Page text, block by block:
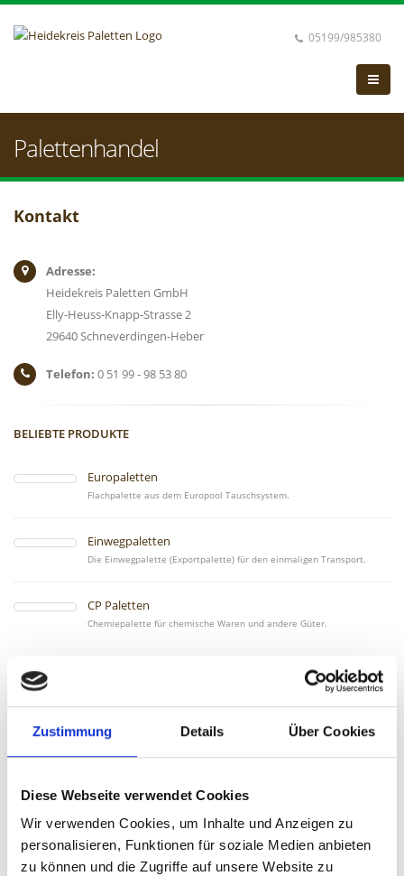
Zustimmung Details Über Cookies
Diese Webseite verwendet Cookies
Wir verwenden Cookies, um Inhalte und Anzeigen zu
personalisieren, Funktionen für soziale Medien anbieten
zu können und die Zugriffe auf unsere Website zu
05199/985380
Palettenhandel
Kontakt
Adresse:
Heidekreis Paletten GmbH
Elly-Heuss-Knapp-Strasse 2
29640 Schneverdingen-Heber
Telefon: 0 51 99 - 98 53 80
BELIEBTE PRODUKTE
Europaletten
Flachpalette aus dem Europool Tauschsystem.
Einwegpaletten
Die Einwegpalette (Exportpalette) für den einmaligen Transport.
CP Paletten
Chemiepalette für chemische Waren und andere Güter.
Unser Service
Durch unsere langjährige Erfahrung in den Bereichen Verkauf,
Reparatur und Service können wir Ihnen bei sämtlichen Fragen rund
Düsseldorfer Paletten